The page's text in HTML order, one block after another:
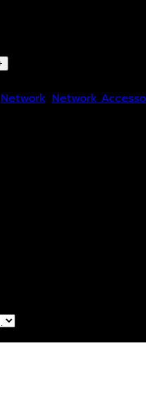
Network, Network